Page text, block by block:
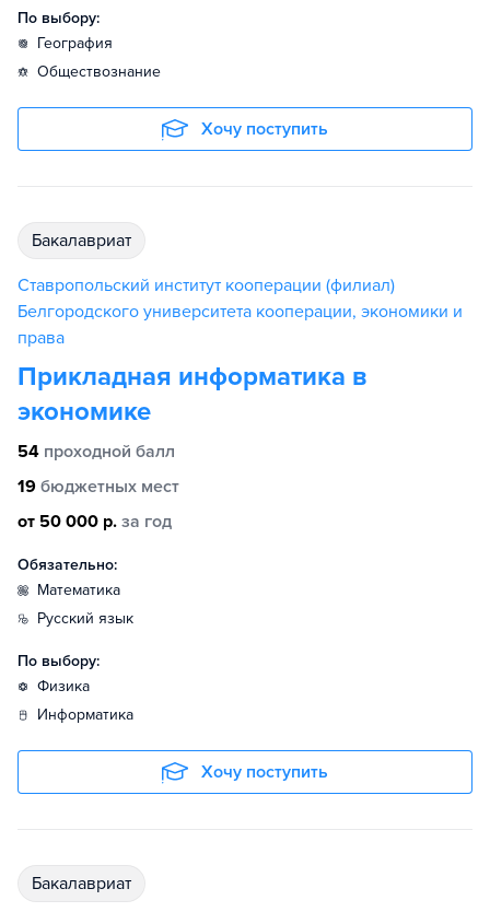
По выбору:
география
обществознание
Хочу поступить
бакалавриат
Ставропольский институт кооперации (филиал)
Белгородского университета кооперации, экономики и
права
Прикладная информатика в
экономике
54 проходной балл
19 бюджетных мест
от 50 000 р. за год
Обязательно:
математика
русский язык
По выбору:
физика
информатика
Хочу поступить
бакалавриат